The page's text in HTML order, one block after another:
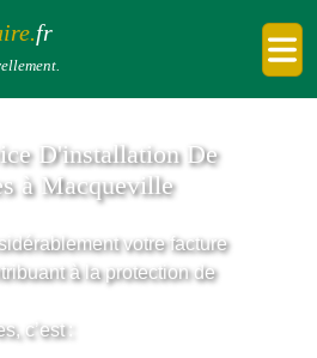
fr
D'installation De
à Macqueville
votre facture
à la protection de
c’est :